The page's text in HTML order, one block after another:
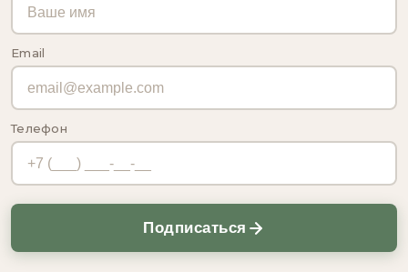
Email
Телефон
Подписаться